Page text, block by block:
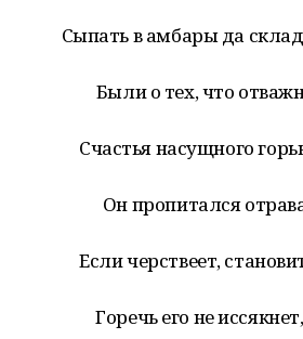
Сыпать в амбары да
Были о тех, что
Счастья насущного
Он пропитался
Если черствеет,
Горечь его не